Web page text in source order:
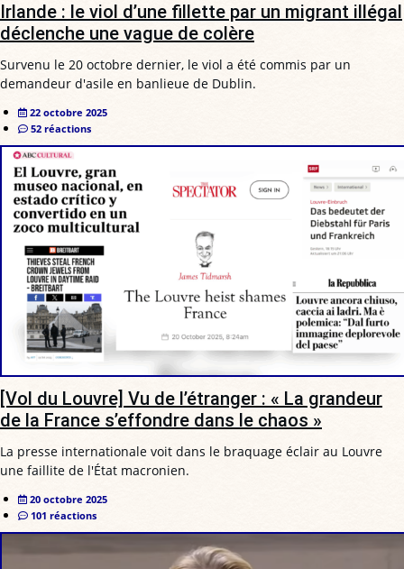
Irlande : le viol d’une fillette par un migrant illégal
déclenche une vague de colère
Survenu le 20 octobre dernier, le viol a été commis par un
demandeur d'asile en banlieue de Dublin.
22 octobre 2025
52 réactions
[Vol du Louvre] Vu de l’étranger : « La grandeur
de la France s’effondre dans le chaos »
La presse internationale voit dans le braquage éclair au Louvre
une faillite de l'État macronien.
20 octobre 2025
101 réactions